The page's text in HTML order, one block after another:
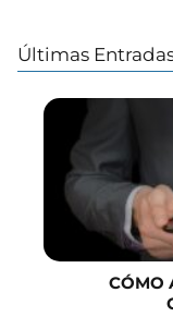
Últimas
CÓMO